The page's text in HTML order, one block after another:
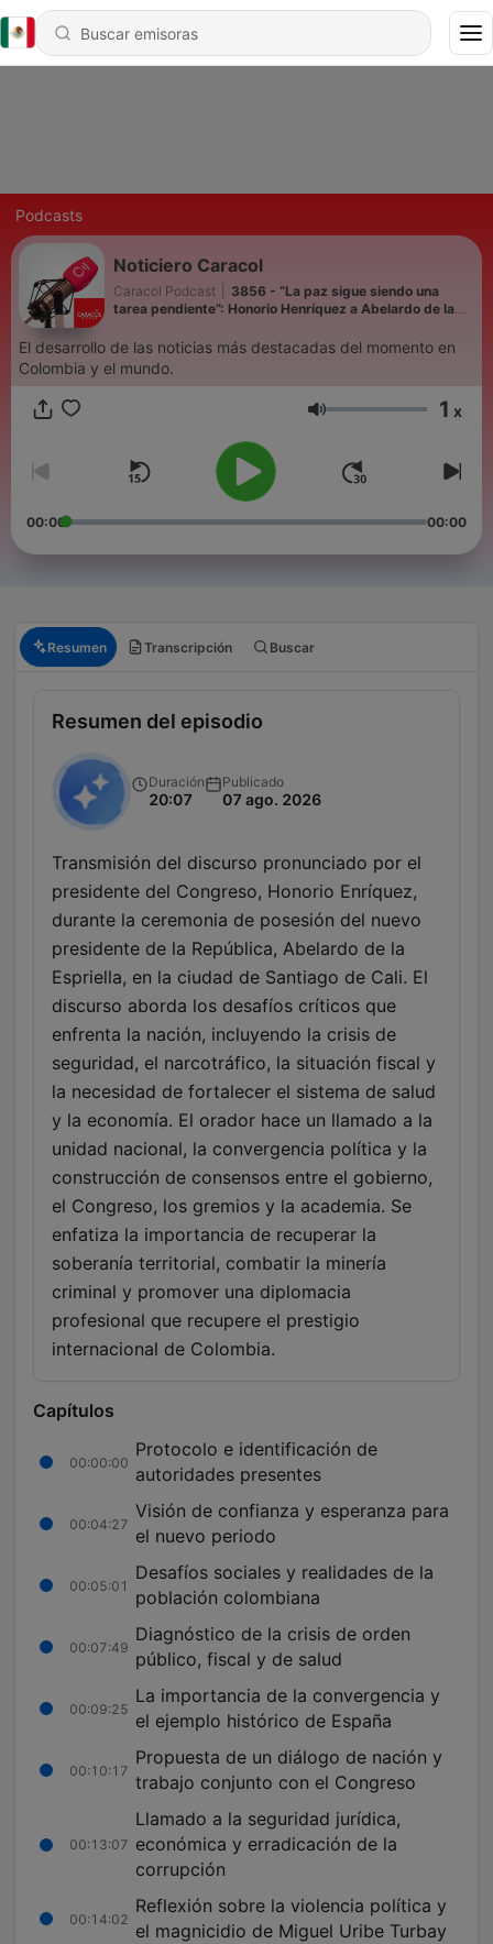
Podcasts
Noticiero Caracol
Caracol Podcast
3856 - “La paz sigue siendo una
tarea pendiente”: Honorio Henríquez a Abelardo de la
El desarrollo de las noticias más destacadas del momento en
Colombia y el mundo.
Volumen 1 x
00:00 00:00
Resumen Transcripción Buscar
Resumen del episodio
Duración
20:07
Publicado
07 ago. 2026
Transmisión del discurso pronunciado por el
presidente del Congreso, Honorio Enríquez,
durante la ceremonia de posesión del nuevo
presidente de la República, Abelardo de la
Espriella, en la ciudad de Santiago de Cali. El
discurso aborda los desafíos críticos que
enfrenta la nación, incluyendo la crisis de
seguridad, el narcotráfico, la situación fiscal y
la necesidad de fortalecer el sistema de salud
y la economía. El orador hace un llamado a la
unidad nacional, la convergencia política y la
construcción de consensos entre el gobierno,
el Congreso, los gremios y la academia. Se
enfatiza la importancia de recuperar la
soberanía territorial, combatir la minería
criminal y promover una diplomacia
profesional que recupere el prestigio
internacional de Colombia.
Capítulos
00:00:00
Protocolo e identificación de
autoridades presentes
00:04:27
Visión de confianza y esperanza para
el nuevo periodo
00:05:01
Desafíos sociales y realidades de la
población colombiana
00:07:49
Diagnóstico de la crisis de orden
público, fiscal y de salud
00:09:25
La importancia de la convergencia y
el ejemplo histórico de España
00:10:17
Propuesta de un diálogo de nación y
trabajo conjunto con el Congreso
00:13:07
Llamado a la seguridad jurídica,
económica y erradicación de la
corrupción
00:14:02
Reflexión sobre la violencia política y
el magnicidio de Miguel Uribe Turbay